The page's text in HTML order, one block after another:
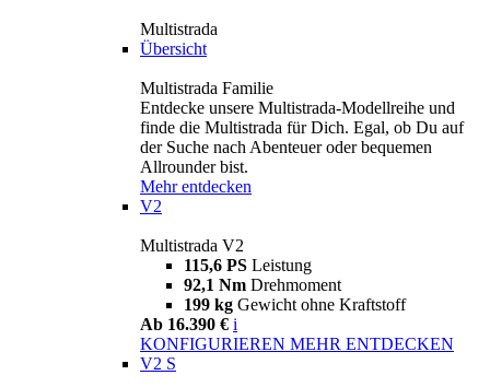
Multistrada
Übersicht
Multistrada Familie
Entdecke unsere Multistrada-Modellreihe und
finde die Multistrada für Dich. Egal, ob Du auf
der Suche nach Abenteuer oder bequemen
Allrounder bist.
Mehr entdecken
V2
Multistrada V2
115,6 PS Leistung
92,1 Nm Drehmoment
199 kg Gewicht ohne Kraftstoff
Ab 16.390 € i
KONFIGURIEREN MEHR ENTDECKEN
V2 S